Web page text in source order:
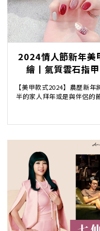
2024情人節新年美
繪丨氣質雲石指
【美甲款式2024】農歷新
半的家人拜年或是與伴侶的